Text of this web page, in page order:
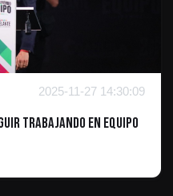
2025-11-27 14:30:09
trabajando en equipo